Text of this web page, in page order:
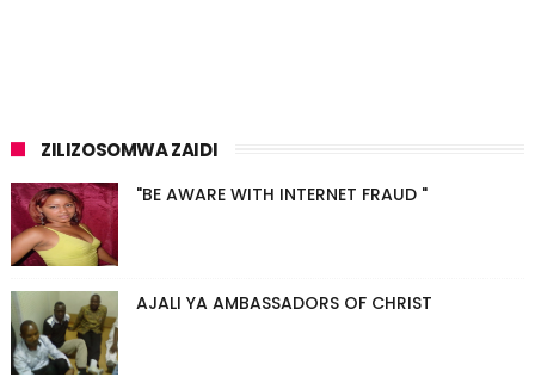
ZILIZOSOMWA ZAIDI
"BE AWARE WITH INTERNET FRAUD "
AJALI YA AMBASSADORS OF CHRIST